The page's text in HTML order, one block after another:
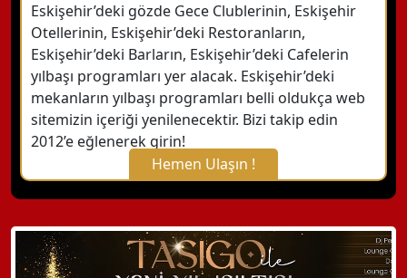
Eskişehir’deki gözde Gece Clublerinin, Eskişehir
Otellerinin, Eskişehir’deki Restoranların,
Eskişehir’deki Barların, Eskişehir’deki Cafelerin
yılbaşı programları yer alacak. Eskişehir’deki
mekanların yılbaşı programları belli oldukça web
sitemizin içeriği yenilenecektir. Bizi takip edin
2012’e eğlenerek girin!
Hemen Ulaşın !
X Kapat
WhatsApp ile Bilgi Alın